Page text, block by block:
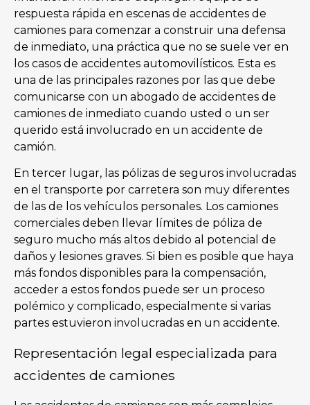
respuesta rápida en escenas de accidentes de
camiones para comenzar a construir una defensa
de inmediato, una práctica que no se suele ver en
los casos de accidentes automovilísticos. Esta es
una de las principales razones por las que debe
comunicarse con un abogado de accidentes de
camiones de inmediato cuando usted o un ser
querido está involucrado en un accidente de
camión.
En tercer lugar, las pólizas de seguros involucradas
en el transporte por carretera son muy diferentes
de las de los vehículos personales. Los camiones
comerciales deben llevar límites de póliza de
seguro mucho más altos debido al potencial de
daños y lesiones graves. Si bien es posible que haya
más fondos disponibles para la compensación,
acceder a estos fondos puede ser un proceso
polémico y complicado, especialmente si varias
partes estuvieron involucradas en un accidente.
Representación legal especializada para
accidentes de camiones